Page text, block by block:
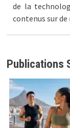
de la
contenus sur
Publications